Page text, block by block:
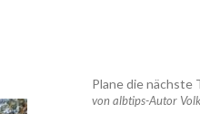
Plane die nächste
von albtips-Autor